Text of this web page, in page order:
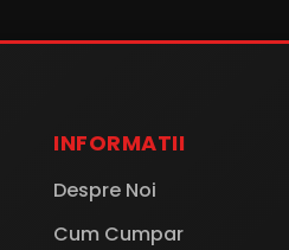
INFORMATII
Despre Noi
Cum Cumpar